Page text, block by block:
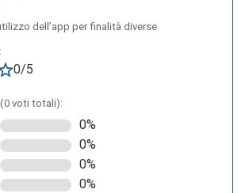
dell’app per finalità diverse
0/5
voti totali):
0%
0%
0%
0%